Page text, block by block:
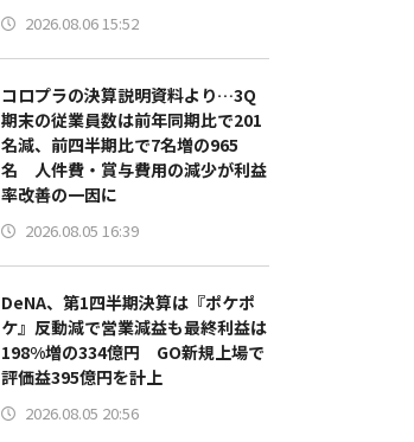
2026.08.06 15:52
コロプラの決算説明資料より…3Q
期末の従業員数は前年同期比で201
名減、前四半期比で7名増の965
名 人件費・賞与費用の減少が利益
率改善の一因に
2026.08.05 16:39
DeNA、第1四半期決算は『ポケポ
ケ』反動減で営業減益も最終利益は
198%増の334億円 GO新規上場で
評価益395億円を計上
2026.08.05 20:56